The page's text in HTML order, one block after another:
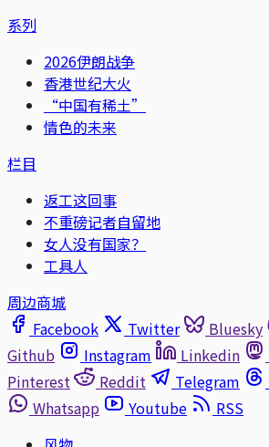
系列
2026伊朗战争
香港世纪大火
“中国有稀土”
情色的未来
栏目
返工这回事
不重磅记者自留地
女人没有国家？
工具人
周边商城
Facebook
Twitter Bluesky
Github
Instagram Linkedin
Pinterest
Reddit Telegram
Whatsapp
Youtube
RSS